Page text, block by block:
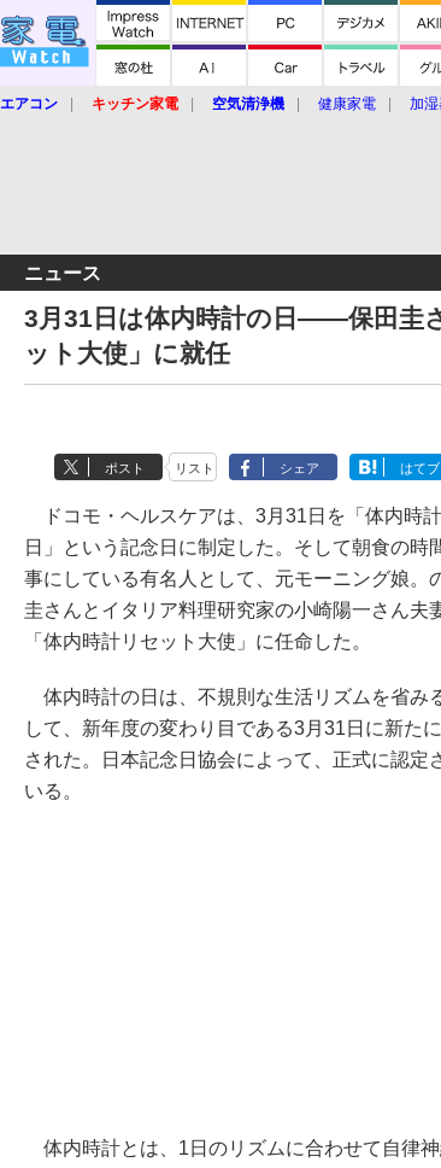
エアコン キッチン家電 空気清浄機 健康家電 加
ニュース
3月31日は体内時計の日――保田圭
ット大使」に就任
ポスト リスト シェア はてブ
ドコモ・ヘルスケアは、3月31日を「体内時
日」という記念日に制定した。そして朝食の時
事にしている有名人として、元モーニング娘。
圭さんとイタリア料理研究家の小崎陽一さん夫
「体内時計リセット大使」に任命した。
体内時計の日は、不規則な生活リズムを省み
して、新年度の変わり目である3月31日に新た
された。日本記念日協会によって、正式に認定
いる。
体内時計とは、1日のリズムに合わせて自律